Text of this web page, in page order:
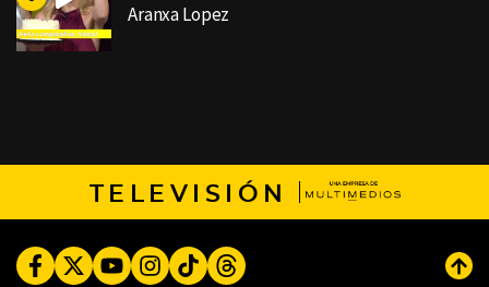
Aranxa Lopez
TELEVISIÓN
FacebookTwitterYoutubeInstagram
TikTokThreads